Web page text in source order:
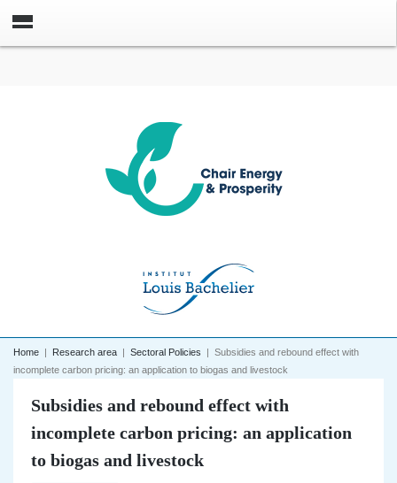
Home | Research area | Sectoral Policies | Subsidies and rebound effect with
incomplete carbon pricing: an application to biogas and livestock
Subsidies and rebound effect with
incomplete carbon pricing: an application
to biogas and livestock